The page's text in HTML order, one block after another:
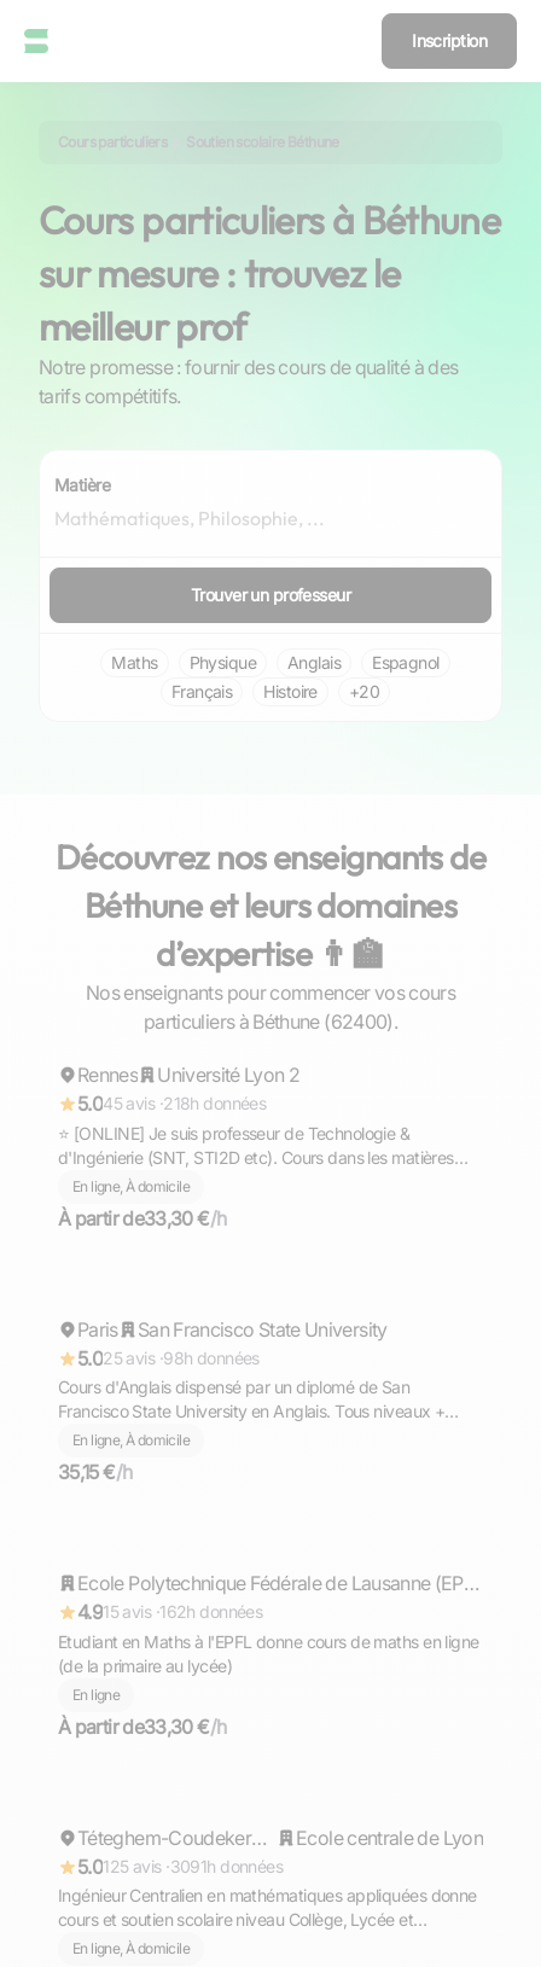
Inscription
Cours particuliers Soutien scolaire Béthune
Cours particuliers à Béthune
sur mesure : trouvez le
meilleur prof
Notre promesse : fournir des cours de qualité à des
tarifs compétitifs.
Matière
Trouver un professeur
Maths Physique Anglais
Espagnol
Français
Histoire +20
Découvrez nos enseignants de
Béthune et leurs domaines
d’expertise 👨‍🏫
Nos enseignants pour commencer vos cours
particuliers à Béthune (62400).
Répond rapidement
Gaël
Rennes
Université Lyon 2
5.045 avis ·218h données
⭐ [ONLINE] Je suis professeur de Technologie &
d'Ingénierie (SNT, STI2D etc). Cours dans les matières
scientifiques (technologie, sciences et vie de la terre,
mathématiques, physique et chimie, EPI.
En ligne, À domicile
À partir de33,30 €/h
Répond rapidement
Paris
San Francisco State University
5.025 avis ·98h données
Cours d'Anglais dispensé par un diplomé de San
Francisco State University en Anglais. Tous niveaux +
TOEFL, TOEIC, GMAT
En ligne, À domicile
35,15 €/h
Répond rapidement
Ecole Polytechnique Fédérale de Lausanne (EPFL)
4.915 avis ·162h données
Etudiant en Maths à l'EPFL donne cours de maths en ligne
(de la primaire au lycée)
En ligne
À partir de33,30 €/h
Répond rapidement Téteghem-Coudekerque-Village
Ecole centrale de Lyon
5.0125 avis ·3091h données
Ingénieur Centralien en mathématiques appliquées donne
cours et soutien scolaire niveau Collège, Lycée et
Supérieur (prépa)
En ligne, À domicile